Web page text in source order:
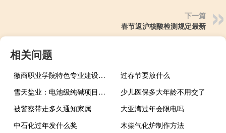
下一篇
春节返沪核酸检测规定最新
相关问题
徽商职业学院特色专业建设点有哪些
过春节要放什么
雪天盐业：电池级纯碱项目预计将于年内启动建设
少儿医保多大年龄不用交了
被警察带走多久通知家属
大亚湾过年会限电吗
中石化过年发什么奖
木柴气化炉制作方法